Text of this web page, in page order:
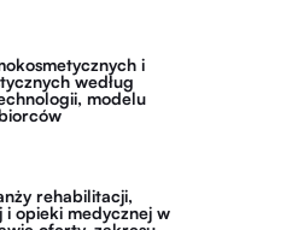
i
według
modelu
rehabilitacji,
opieki medycznej w